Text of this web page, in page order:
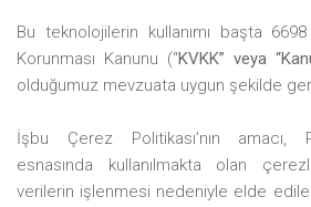
Bu teknolojilerin kullanımı başta
Korunması Kanunu (“KVKK” veya
olduğumuz mevzuata uygun şekilde
İşbu Çerez Politikası’nın amacı,
esnasında kullanılmakta olan
verilerin işlenmesi nedeniyle elde